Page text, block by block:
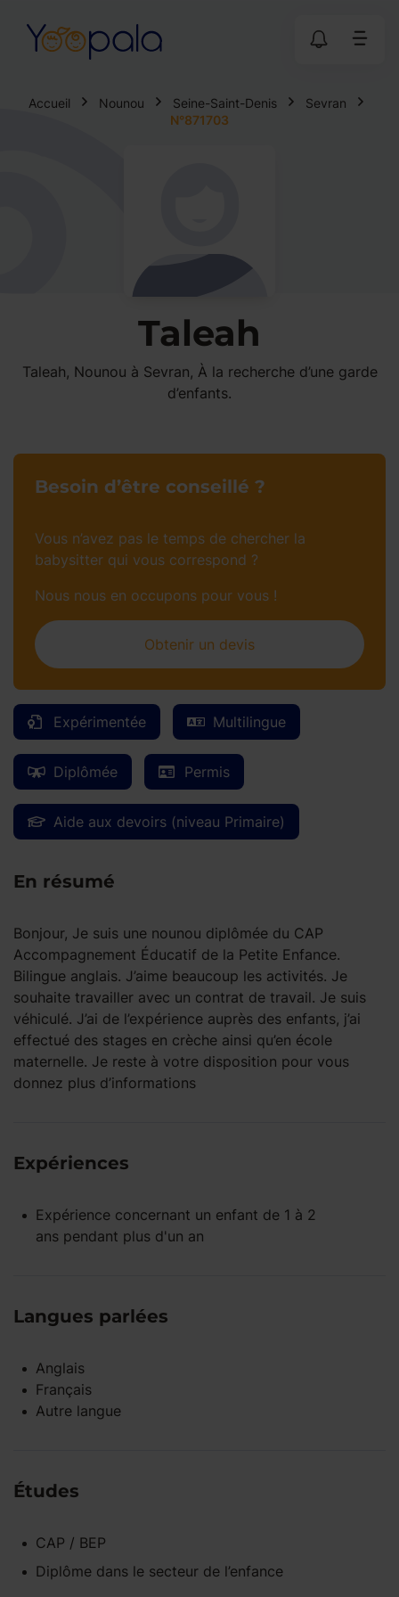
Accueil Nounou Seine-Saint-Denis
Sevran
N°871703
Taleah
Taleah, Nounou à Sevran, À la recherche d’une garde
d’enfants.
Expérimentée Multilingue
Diplômée Permis
Aide aux devoirs (niveau Primaire)
En résumé
Bonjour, Je suis une nounou diplômée du CAP
Accompagnement Éducatif de la Petite Enfance.
Bilingue anglais. J’aime beaucoup les activités. Je
souhaite travailler avec un contrat de travail. Je suis
véhiculé. J’ai de l’expérience auprès des enfants, j’ai
effectué des stages en crèche ainsi qu’en école
maternelle. Je reste à votre disposition pour vous
donnez plus d’informations
Expériences
Expérience concernant un enfant de 1 à 2
ans pendant plus d'un an
Langues parlées
Anglais
Français
Autre langue
Études
CAP / BEP
Diplôme dans le secteur de l’enfance
Besoin d’être conseillé ?
Vous n’avez pas le temps de chercher la
babysitter qui vous correspond ?
Nous nous en occupons pour vous !
Obtenir un devis